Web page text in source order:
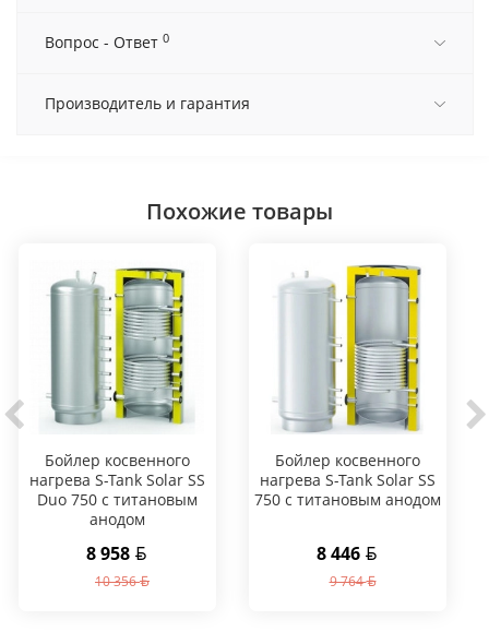
Вопрос - Ответ 0
Производитель и гарантия
Похожие товары
Бойлер косвенного
нагрева S-Tank Solar SS
Duo 750 с титановым
анодом
8 958
10 356
Бойлер косвенного
нагрева S-Tank Solar SS
750 с титановым анодом
8 446
9 764